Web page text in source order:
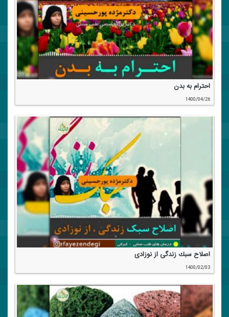
احترام به بدن
1400/04/26
اصلاح سبك زندگی از نوزادی
1400/02/03